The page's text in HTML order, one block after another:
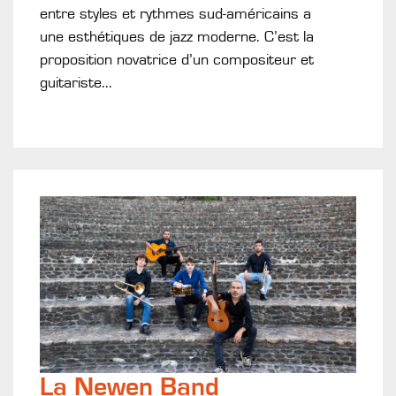
entre styles et rythmes sud-américains ​a
une esthétiques de jazz moderne. C’est la
proposition novatrice d’un compositeur et
guitariste...
La Newen Band